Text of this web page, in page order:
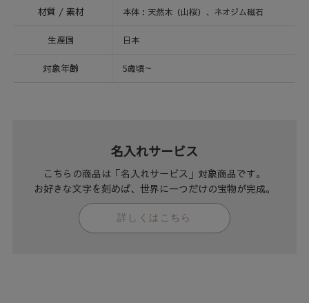
材質 / 素材 本体：天然木（山桜）、ネオジム磁石
生産国 日本
対象年齢 5歳頃～
名入れサービス
こちらの商品は「名入れサービス」対象商品です。
お好きな文字を刻めば、世界に一つだけの宝物が完成。
詳しくはこちら